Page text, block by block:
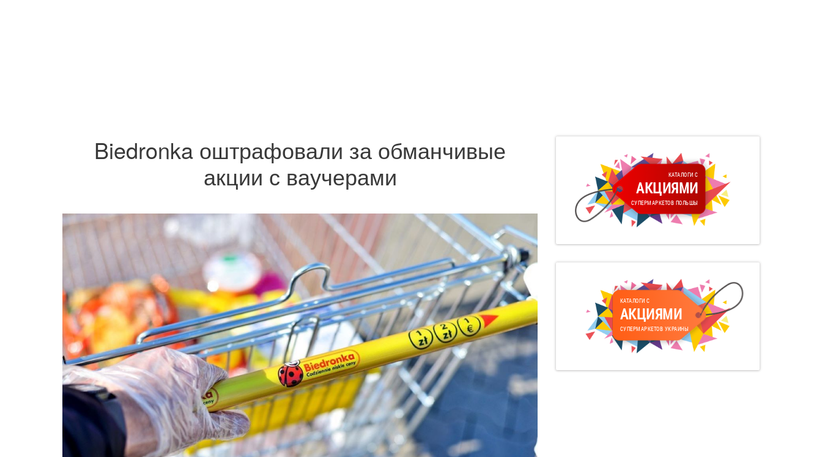
Biedronka оштрафовали за обманчивые
акции с ваучерами
КАТАЛОГИ С
АКЦИЯМИ
СУПЕРМАРКЕТОВ ПОЛЬШЫ
КАТАЛОГИ С
АКЦИЯМИ
СУПЕРМАРКЕТОВ УКРАИНЫ